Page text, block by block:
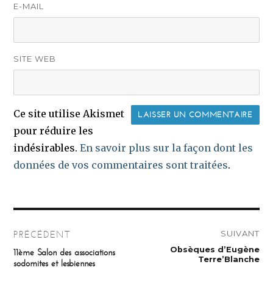
E-MAIL
SITE WEB
Ce site utilise Akismet
pour réduire les
indésirables.En savoir plus sur la façon dont les
données de vos commentaires sont traitées.
de
PRÉCÉDENT
Publication
précédente :
11ème Salon des associations
sodomites et lesbiennes
SUIVANT
PublicationObsèques d’Eugène
Terre’Blanche